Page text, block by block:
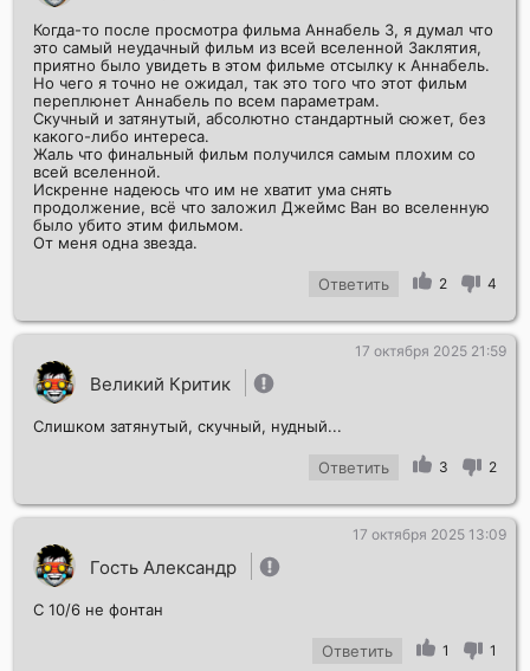
Когда-то после просмотра фильма Аннабель 3, я думал что
это самый неудачный фильм из всей вселенной Заклятия,
приятно было увидеть в этом фильме отсылку к Аннабель.
Но чего я точно не ожидал, так это того что этот фильм
переплюнет Аннабель по всем параметрам.
Скучный и затянутый, абсолютно стандартный сюжет, без
какого-либо интереса.
Жаль что финальный фильм получился самым плохим со
всей вселенной.
Искренне надеюсь что им не хватит ума снять
продолжение, всё что заложил Джеймс Ван во вселенную
было убито этим фильмом.
От меня одна звезда.
Ответить 2 4
Великий Критик
17 октября 2025 21:59
Слишком затянутый, скучный, нудный...
Ответить 3 2
Гость Александр
17 октября 2025 13:09
С 10/6 не фонтан
Ответить 1 1